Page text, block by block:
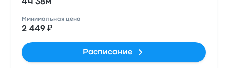
4ч 38м
Минимальная цена
2 449 ₽
Расписание